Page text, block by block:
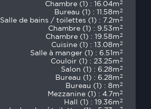
Chambre (1) : 16.04m2
Bureau (1) : 11.58m2
Salle de bains / toilettes (1) : 7.2m2
Chambre (1) : 9.53m2
Chambre (1) : 19.58m2
Cuisine (1) : 13.08m2
Salle à manger (1) : 6.51m2
Couloir (1) : 23.25m2
Salon (1) : 6.28m2
Bureau (1) : 6.28m2
Bureau (1) : 8m2
Mezzanine (1) : 4.7m2
Hall (1) : 19.36m2